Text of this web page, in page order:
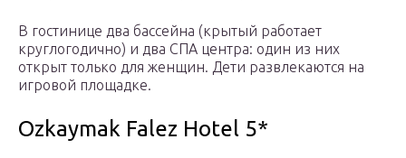
В гостинице два бассейна (крытый работает
круглогодично) и два СПА центра: один из них
открыт только для женщин. Дети развлекаются на
игровой площадке.
Ozkaymak Falez Hotel 5*